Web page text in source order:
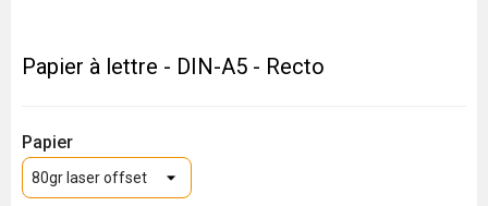
Papier à lettre - DIN-A5 - Recto
Papier